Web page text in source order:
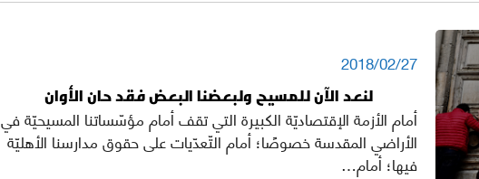
2018/02/27
لنعد الآن للمسيح ولبعضنا البعض فقد حان الأوان
أمام الأزمة الإقتصاديّة الكبيرة التي تقف أمام مؤسّساتنا المسيحيّة في
الأراضي المقدسة خصوصًا؛ أمام التّعدّيات على حقوق مدارسنا الأهليّة
فيها؛ أمام…